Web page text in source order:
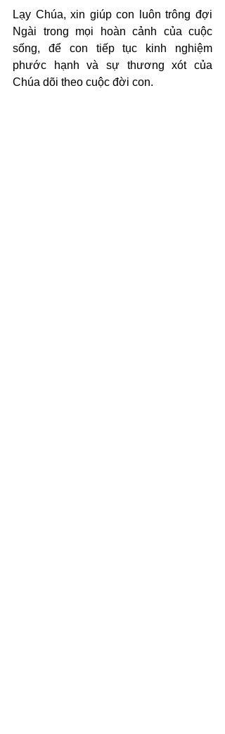
Lạy Chúa, xin giúp con luôn trông đợi
Ngài trong mọi hoàn cảnh của cuộc
sống, để con tiếp tục kinh nghiệm
phước hạnh và sự thương xót của
Chúa dõi theo cuộc đời con.